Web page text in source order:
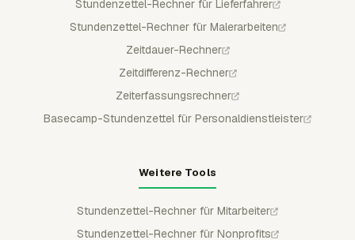
Stundenzettel-Rechner für Lieferfahrer
Stundenzettel-Rechner für Malerarbeiten
Zeitdauer-Rechner
Zeitdifferenz-Rechner
Zeiterfassungsrechner
Basecamp-Stundenzettel für Personaldienstleister
Weitere Tools
Stundenzettel-Rechner für Mitarbeiter
Stundenzettel-Rechner für Nonprofits